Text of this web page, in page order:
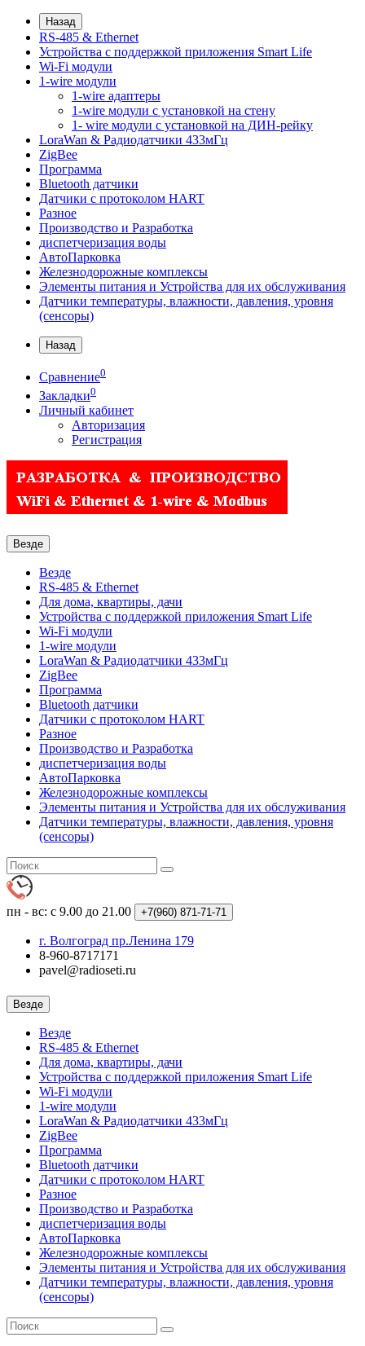
Назад
RS-485 & Ethernet
Устройства с поддержкой приложения Smart Life
Wi-Fi модули
1-wire модули
1-wire адаптеры
1-wire модули с установкой на стену
1- wire модули с установкой на ДИН-рейку
LoraWan & Радиодатчики 433мГц
ZigBee
Программа
Bluetooth датчики
Датчики с протоколом HART
Разное
Производство и Разработка
диспетчеризация воды
АвтоПарковка
Железнодорожные комплексы
Элементы питания и Устройства для их обслуживания
Датчики температуры, влажности, давления, уровня
(сенсоры)
Назад
Сравнение0
Закладки0
Личный кабинет
Авторизация
Регистрация
Везде
Везде
RS-485 & Ethernet
Для дома, квартиры, дачи
Устройства с поддержкой приложения Smart Life
Wi-Fi модули
1-wire модули
LoraWan & Радиодатчики 433мГц
ZigBee
Программа
Bluetooth датчики
Датчики с протоколом HART
Разное
Производство и Разработка
диспетчеризация воды
АвтоПарковка
Железнодорожные комплексы
Элементы питания и Устройства для их обслуживания
Датчики температуры, влажности, давления, уровня
(сенсоры)
пн - вс: с 9.00 до 21.00 +7(960) 871-71-71
г. Волгоград пр.Ленина 179
8-960-8717171
pavel@radioseti.ru
Везде
Везде
RS-485 & Ethernet
Для дома, квартиры, дачи
Устройства с поддержкой приложения Smart Life
Wi-Fi модули
1-wire модули
LoraWan & Радиодатчики 433мГц
ZigBee
Программа
Bluetooth датчики
Датчики с протоколом HART
Разное
Производство и Разработка
диспетчеризация воды
АвтоПарковка
Железнодорожные комплексы
Элементы питания и Устройства для их обслуживания
Датчики температуры, влажности, давления, уровня
(сенсоры)